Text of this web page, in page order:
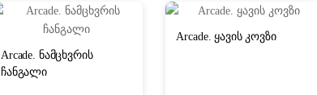
Arcade. ნამცხვრის
ჩანგალი
Arcade. ყავის კოვზი